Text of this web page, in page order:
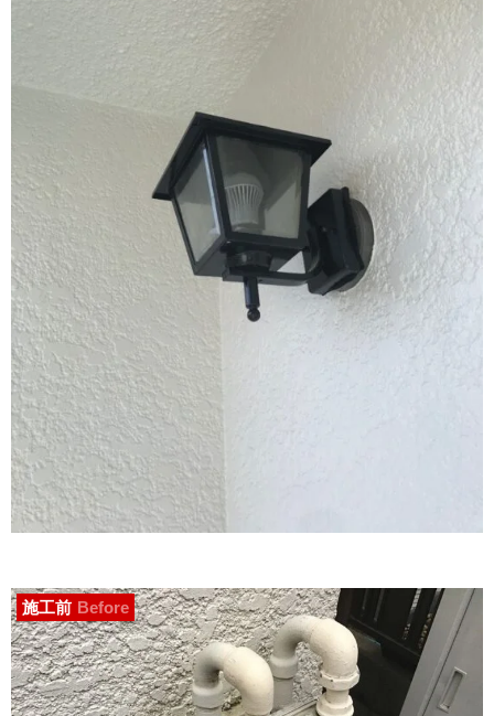
施工前 Before